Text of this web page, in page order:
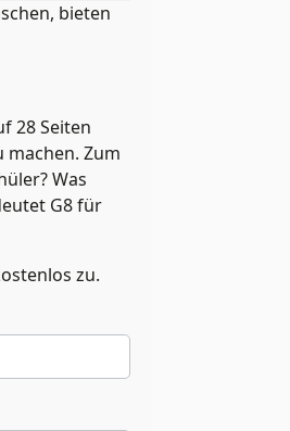
bieten
28 Seiten
machen. Zum
Was
G8 für
zu.